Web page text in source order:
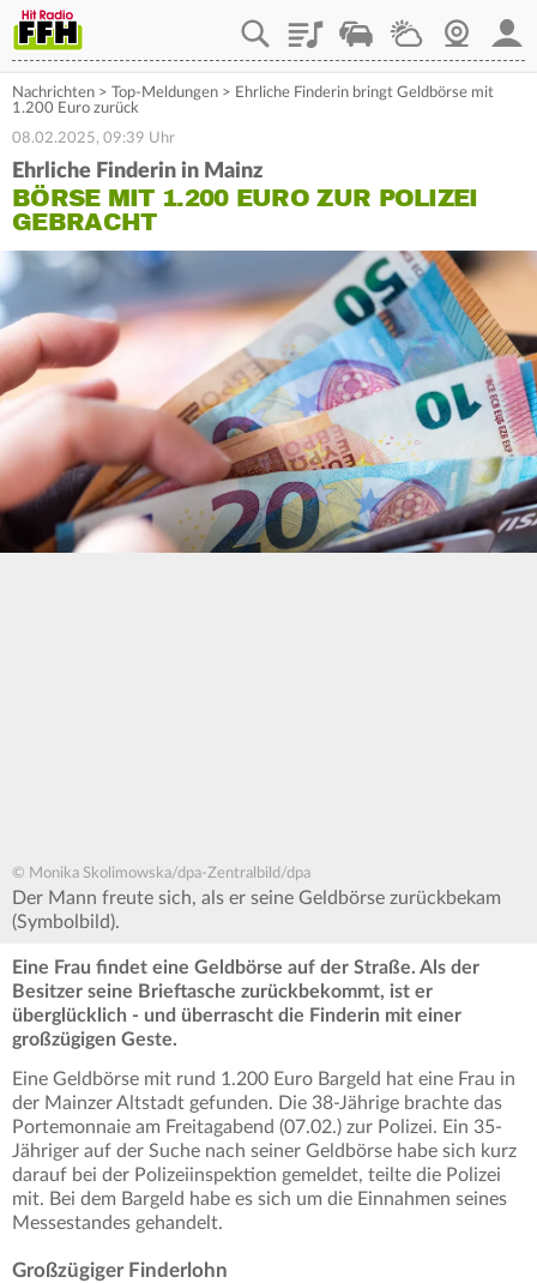
PlaylistStaupilotWetterWebcam
Nachrichten > Top-Meldungen > Ehrliche Finderin bringt Geldbörse mit
1.200 Euro zurück
08.02.2025, 09:39 Uhr
Ehrliche Finderin in Mainz
BÖRSE MIT 1.200 EURO ZUR POLIZEI
GEBRACHT
© Monika Skolimowska/dpa-Zentralbild/dpa
Der Mann freute sich, als er seine Geldbörse zurückbekam
(Symbolbild).
Eine Frau findet eine Geldbörse auf der Straße. Als der
Besitzer seine Brieftasche zurückbekommt, ist er
überglücklich - und überrascht die Finderin mit einer
großzügigen Geste.
Eine Geldbörse mit rund 1.200 Euro Bargeld hat eine Frau in
der Mainzer Altstadt gefunden. Die 38-Jährige brachte das
Portemonnaie am Freitagabend (07.02.) zur Polizei. Ein 35-
Jähriger auf der Suche nach seiner Geldbörse habe sich kurz
darauf bei der Polizeiinspektion gemeldet, teilte die Polizei
mit. Bei dem Bargeld habe es sich um die Einnahmen seines
Messestandes gehandelt.
Großzügiger Finderlohn